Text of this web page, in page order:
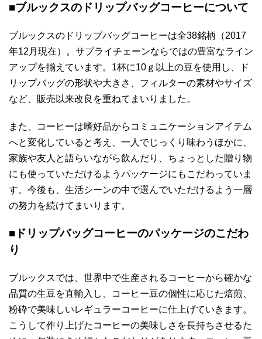
■ブルックスのドリップバッグコーヒーについて
ブルックスのドリップバッグコーヒーは全38銘柄（2017
年12月現在）。サプライチェーンならではの豊富なライン
アップを揃えています。1杯に10ｇ以上の豆を使用し、ド
リップバッグの形状や大きさ、フィルターの素材やサイズ
など、販売以来改良を重ねてまいりました。
また、コーヒーは嗜好品からコミュニケーションアイテム
へと変化していると考え、一人でじっくり味わうほかに、
家族や友人と語らいながら飲んだり、ちょっとした贈り物
にも使っていただけるようパッケージにもこだわっていま
す。今後も、生活シーンの中で選んでいただけるよう一層
の努力を続けてまいります。
■ドリップバッグコーヒーのパッケージのこだわ
り
ブルックスでは、世界中で生産されるコーヒーから確かな
品質の生豆を直輸入し、コーヒー豆の個性に応じた焙煎、
粉砕で美味しいレギュラーコーヒーに仕上げていきます。
こうして作り上げたコーヒーの美味しさを長持ちさせるた